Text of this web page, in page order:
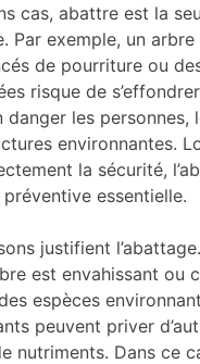
cas, abattre est la
Par exemple, un
de pourriture ou
risque de
danger les personnes,
environnantes.
la sécurité,
préventive essentielle.
justifient
est envahissant ou
espèces
peuvent priver
nutriments. Dans ce